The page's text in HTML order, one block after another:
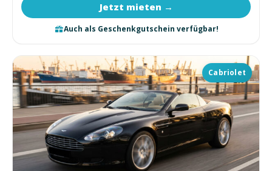
Jetzt mieten →
Auch als Geschenkgutschein verfügbar!
Cabriolet